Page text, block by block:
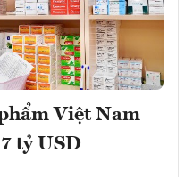
Việt Nam
tỷ USD